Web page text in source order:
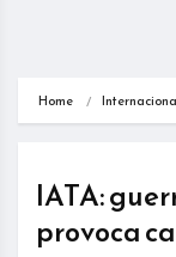
Home
IATA:
provoca